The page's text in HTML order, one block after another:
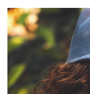
ON1 Presets Free
Urban, street,
couple, fashion